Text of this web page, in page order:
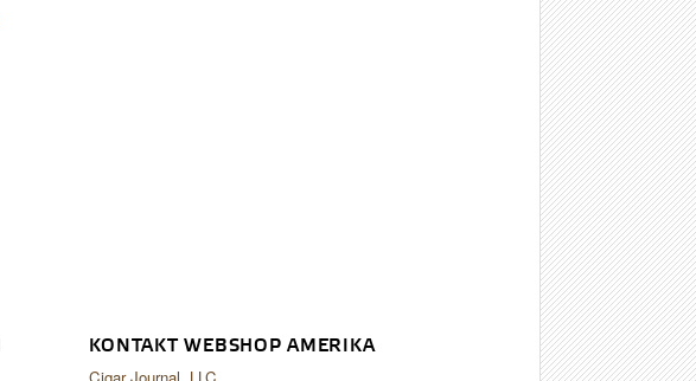
KONTAKT WEBSHOP AMERIKA